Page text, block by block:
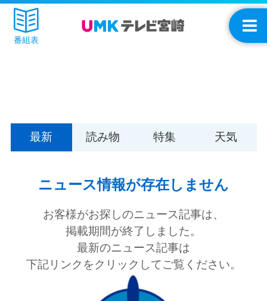
番組表
最新 読み物 特集 天気
ニュース情報が存在しません
お客様がお探しのニュース記事は、
掲載期間が終了しました。
最新のニュース記事は
下記リンクをクリックしてご覧ください。